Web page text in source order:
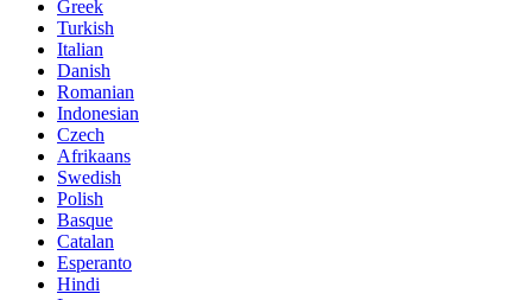
Greek
Turkish
Italian
Danish
Romanian
Indonesian
Czech
Afrikaans
Swedish
Polish
Basque
Catalan
Esperanto
Hindi